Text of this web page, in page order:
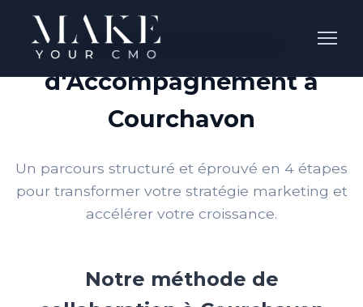
Notre Processus
d'Accompagnement à
Courchavon
Un parcours structuré et éprouvé en 4 étapes
pour transformer votre stratégie marketing et
accélérer votre croissance.
Notre méthode de